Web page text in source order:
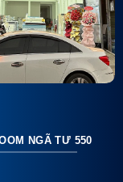
NGÃ TƯ 550